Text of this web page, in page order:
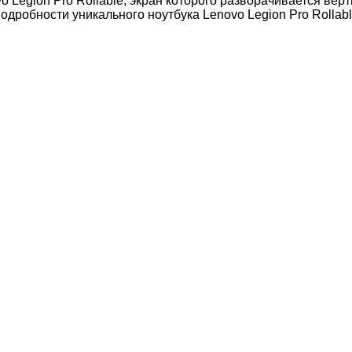
уникального ноутбука Lenovo Legion Pro